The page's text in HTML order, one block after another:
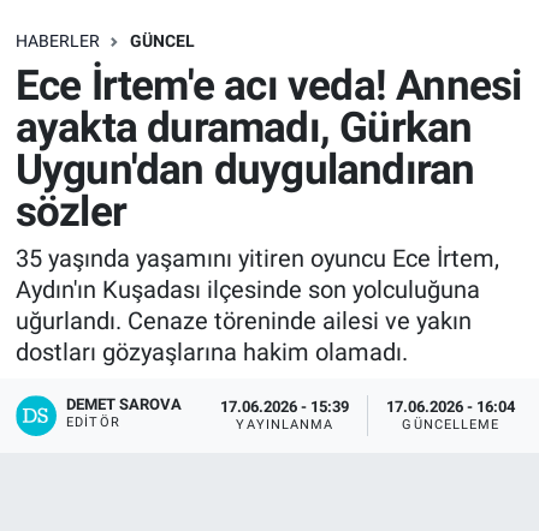
HABERLER GÜNCEL
Ece İrtem'e acı veda! Annesi
ayakta duramadı, Gürkan
Uygun'dan duygulandıran
sözler
35 yaşında yaşamını yitiren oyuncu Ece İrtem,
Aydın'ın Kuşadası ilçesinde son yolculuğuna
uğurlandı. Cenaze töreninde ailesi ve yakın
dostları gözyaşlarına hakim olamadı.
DEMET SAROVA
EDITÖR
17.06.2026 - 15:39
YAYINLANMA
17.06.2026 - 16:04
GÜNCELLEME
SAĞLIK
EKONOMİ
EĞİTİM
ÖZEL HABER
Keşfet
ASTROLOJİ
MANŞET